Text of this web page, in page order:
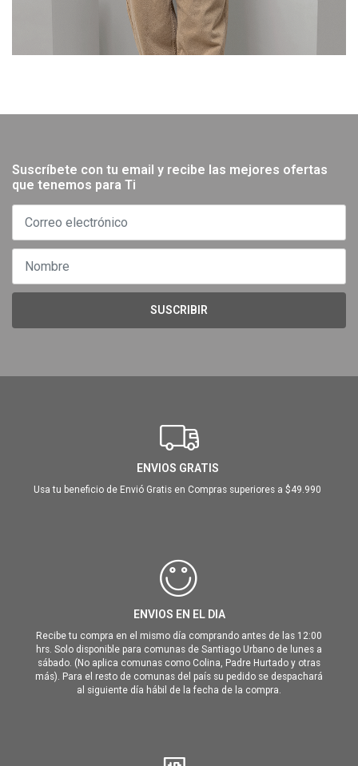
Suscríbete con tu email y recibe las mejores ofertas
que tenemos para Ti
SUSCRIBIR
ENVIOS GRATIS
Usa tu beneficio de Envió Gratis en Compras superiores a $49.990
ENVIOS EN EL DIA
Recibe tu compra en el mismo día comprando antes de las 12:00
hrs. Solo disponible para comunas de Santiago Urbano de lunes a
sábado. (No aplica comunas como Colina, Padre Hurtado y otras
más). Para el resto de comunas del país su pedido se despachará
al siguiente día hábil de la fecha de la compra.